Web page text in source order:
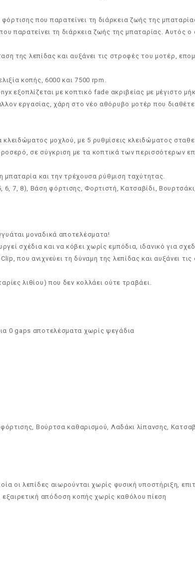
που παρατείνει τη διάρκεια ζωής της
παρατείνει τη διάρκεια ζωής της μπαταρίας. Αυτός
της λεπίδας και αυξάνει τις στροφές του μοτέρ,
κοπής, 6000 και 7500 rpm.
εξοπλίζεται με κοπτικό fade ακριβείας με μέγιστο
εργασίας, χάρη στο νέο αθόρυβο μοτέρ που
κλειδώματος μοχλού, με 5 ρυθμίσεις κλειδώματος
σε σύγκριση με τα κοπτικά των περισσότερων
μπαταρία και την τρέχουσα ρύθμιση ταχύτητας.
6, 7, 8), Βάση φόρτισης, Φορτιστή, Κατσαβίδι,
μοναδικά αποτελέσματα!
σχέδια και να κόβει χωρίς εμπόδια, ιδανικό για
που ανιχνεύει τη δύναμη της λεπίδας και αυξάνει
λιθίου) που δεν κολλάει ούτε τραβάει.
0 gaps αποτελέσματα χωρίς ψεγάδια
Βούρτσα καθαρισμού, Λαδάκι λίπανσης,
οι λεπίδες αιωρούνται χωρίς φυσική υποστήριξη,
εξαιρετική απόδοση κοπής χωρίς καθόλου πίεση